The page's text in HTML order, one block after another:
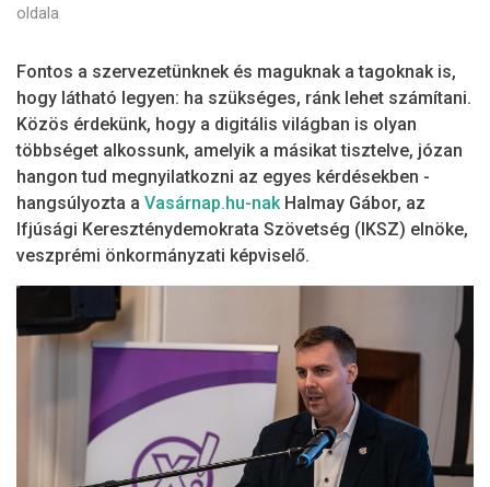
oldala
Fontos a szervezetünknek és maguknak a tagoknak is,
hogy látható legyen: ha szükséges, ránk lehet számítani.
Közös érdekünk, hogy a digitális világban is olyan
többséget alkossunk, amelyik a másikat tisztelve, józan
hangon tud megnyilatkozni az egyes kérdésekben -
hangsúlyozta a Vasárnap.hu-nakHalmay Gábor, az
Ifjúsági Kereszténydemokrata Szövetség (IKSZ) elnöke,
veszprémi önkormányzati képviselő.